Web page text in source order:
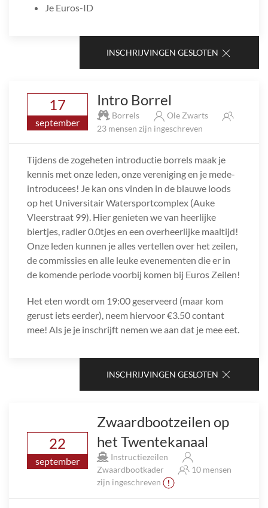
Je Euros-ID
INSCHRIJVINGEN GESLOTEN
17
september
Intro Borrel
Borrels
Ole Zwarts
23 mensen zijn ingeschreven
Tijdens de zogeheten introductie borrels maak je
kennis met onze leden, onze vereniging en je mede-
introducees! Je kan ons vinden in de blauwe loods
op het Universitair Watersportcomplex (Auke
Vleerstraat 99). Hier genieten we van heerlijke
biertjes, radler 0.0tjes en een overheerlijke maaltijd!
Onze leden kunnen je alles vertellen over het zeilen,
de commissies en alle leuke evenementen die er in
de komende periode voorbij komen bij Euros Zeilen!
Het eten wordt om 19:00 geserveerd (maar kom
gerust iets eerder), neem hiervoor €3.50 contant
mee! Als je je inschrijft nemen we aan dat je mee eet.
INSCHRIJVINGEN GESLOTEN
22
september
Zwaardbootzeilen op
het Twentekanaal
Instructiezeilen
Zwaardbootkader
10 mensen
zijn ingeschreven